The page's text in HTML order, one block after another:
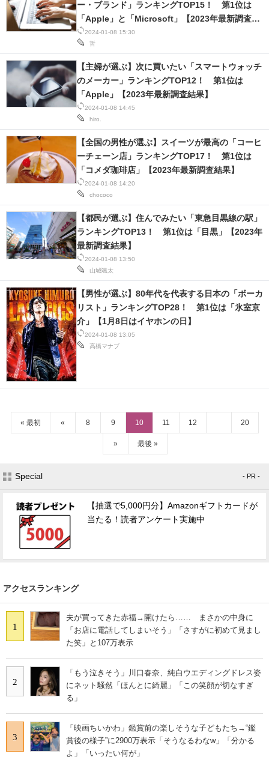
2024-01-08 15:30
哲
ー・ブランド」ランキングTOP15！ 第1位は
「Apple」と「Microsoft」【2023年最新調査結
果】
2024-01-08 14:45
hiro.
【主婦が選ぶ】次に買いたい「スマートウォッチ
のメーカー」ランキングTOP12！ 第1位は
「Apple」【2023年最新調査結果】
2024-01-08 14:20
chococo
【全国の男性が選ぶ】スイーツが最高の「コーヒ
ーチェーン店」ランキングTOP17！ 第1位は
「コメダ珈琲店」【2023年最新調査結果】
2024-01-08 13:50
山城颯太
【都民が選ぶ】住んでみたい「東急目黒線の駅」
ランキングTOP13！ 第1位は「目黒」【2023年
最新調査結果】
2024-01-08 13:05
高橋マナブ
【男性が選ぶ】80年代を代表する日本の「ボーカ
リスト」ランキングTOP28！ 第1位は「氷室京
介」【1月8日はイヤホンの日】
« 最初 « 8 9 10 11 12 20
» 最後 »
Special - PR -
【抽選で5,000円分】Amazonギフトカードが
当たる！読者アンケート実施中
アクセスランキング
1
夫が買ってきた赤福→開けたら…… まさかの中身に
「お店に電話してしまいそう」「さすがに初めて見まし
た笑」と107万表示
2
「もう泣きそう」川口春奈、純白ウエディングドレス姿
にネット騒然「ほんとに綺麗」「この笑顔が切なすぎ
る」
3
「映画ちいかわ」鑑賞前の楽しそうな子どもたち→“鑑
賞後の様子”に2900万表示「そうなるわなw」「分かる
よ」「いったい何が」